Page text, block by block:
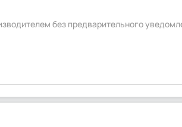
без предварительного